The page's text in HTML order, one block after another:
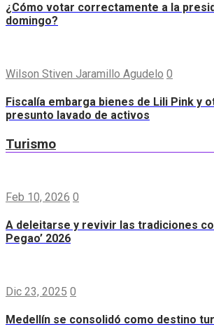
¿Cómo votar correctamente a la
domingo?
Wilson Stiven Jaramillo Agudelo 0
Fiscalía embarga bienes de Lili Pink y
presunto lavado de activos
Turismo
Feb 10, 2026 0
A deleitarse y revivir las tradiciones
Pegao’ 2026
Dic 23, 2025 0
Medellín se consolidó como destino